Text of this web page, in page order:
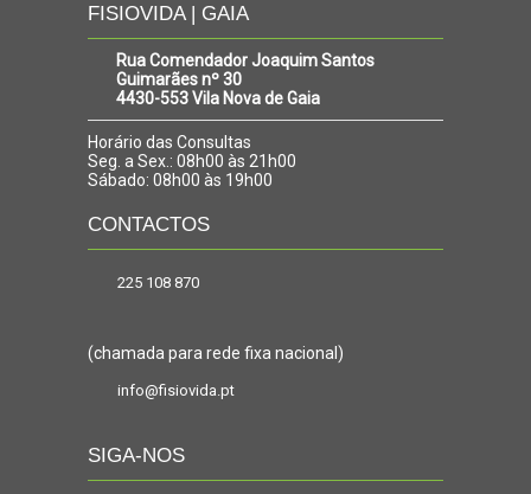
FISIOVIDA | GAIA
Rua Comendador Joaquim Santos
Guimarães nº 30
4430-553 Vila Nova de Gaia
Horário das Consultas
Seg. a Sex.: 08h00 às 21h00
Sábado: 08h00 às 19h00
CONTACTOS
225 108 870
(chamada para rede fixa nacional)
info@fisiovida.pt
SIGA-NOS